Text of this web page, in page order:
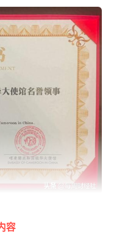
详情
麦隆共和国与中
容